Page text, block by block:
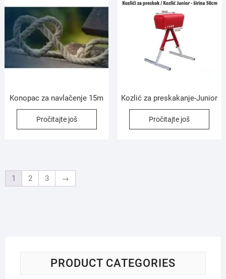
Konopac za navlačenje 15m
Pročitajte još
Kozlić za preskakanje-Junior
Pročitajte još
1 2 3 →
PRODUCT CATEGORIES